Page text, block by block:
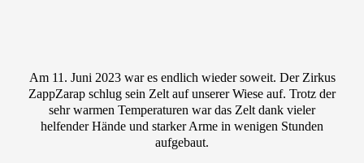
Am 11. Juni 2023 war es endlich wieder soweit. Der Zirkus
ZappZarap schlug sein Zelt auf unserer Wiese auf. Trotz der
sehr warmen Temperaturen war das Zelt dank vieler
helfender Hände und starker Arme in wenigen Stunden
aufgebaut.